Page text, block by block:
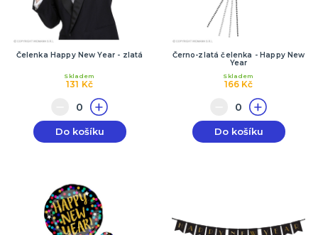
Čelenka Happy New Year - zlatá
131 Kč
Skladem
Do košíku
Černo-zlatá čelenka - Happy New
Year
166 Kč
Skladem
Do košíku